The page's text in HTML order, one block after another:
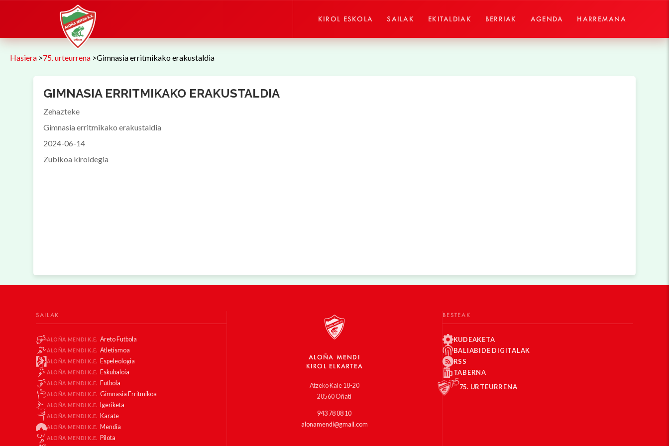
KIROL ESKOLA SAILAK EKITALDIAK BERRIAK AGENDA HARREMANA
Hasiera >75. urteurrena >Gimnasia erritmikako erakustaldia
GIMNASIA ERRITMIKAKO ERAKUSTALDIA
Zehazteke
Gimnasia erritmikako erakustaldia
2024-06-14
Zubikoa kiroldegia
SAILAK
ALOÑA MENDI K.E. Areto Futbola
ALOÑA MENDI K.E. Atletismoa
ALOÑA MENDI K.E. Espeleologia
ALOÑA MENDI K.E. Eskubaloia
ALOÑA MENDI K.E. Futbola
ALOÑA MENDI K.E. Gimnasia Erritmikoa
ALOÑA MENDI K.E. Igeriketa
ALOÑA MENDI K.E. Karate
ALOÑA MENDI K.E. Mendia
ALOÑA MENDI K.E.
Pilota
ALOÑA MENDI
KIROL ELKARTEA
Atzeko Kale 18-20
20560 Oñati
943 78 08 10
alonamendi@gmail.com
BESTEAK
KUDEAKETA
BALIABIDE DIGITALAK
RSS
TABERNA
75. URTEURRENA